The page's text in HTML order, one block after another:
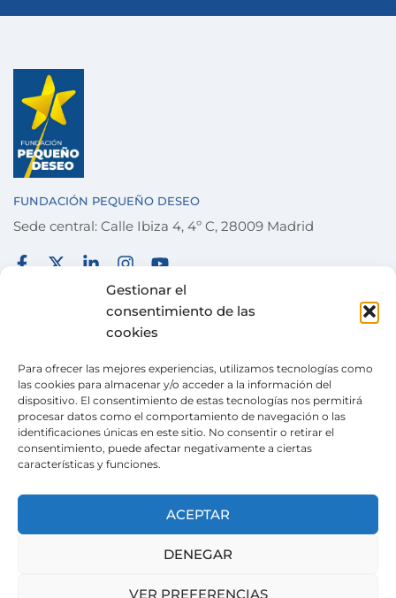
Gestionar el
consentimiento de las
cookies
Para ofrecer las mejores experiencias, utilizamos tecnologías como
las cookies para almacenar y/o acceder a la información del
dispositivo. El consentimiento de estas tecnologías nos permitirá
procesar datos como el comportamiento de navegación o las
identificaciones únicas en este sitio. No consentir o retirar el
consentimiento, puede afectar negativamente a ciertas
características y funciones.
ACEPTAR
DENEGAR
VER PREFERENCIAS
FUNDACIÓN PEQUEÑO DESEO
Sede central: Calle Ibiza 4, 4º C, 28009 Madrid
ACTUALIDAD
TIENDA SOLIDARIA
VOLUNTARIADO
POLÍTICA DE PRIVACIDAD
CANAL DE DENUNCIAS
Pertenecemos a laWish Alliance. creada en 2024
gracias al apoyo de la Unión Europea, formada
por organizaciones europeas con la misma